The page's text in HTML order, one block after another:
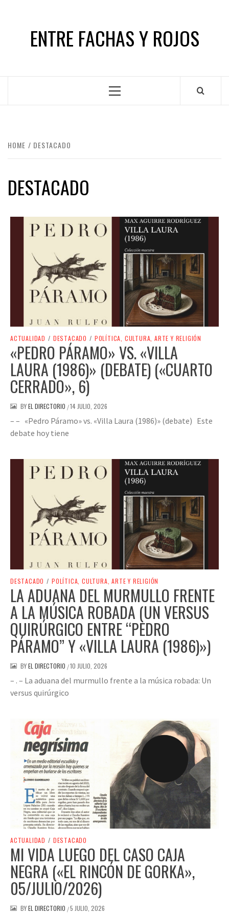
ENTRE FACHAS Y ROJOS
Primary
HOME DESTACADO
DESTACADO
ACTUALIDAD / DESTACADO / POLÍTICA, CULTURA, ARTE Y RELIGIÓN
«PEDRO PÁRAMO» VS. «VILLA
LAURA (1986)» (DEBATE) («CUARTO
CERRADO», 6)
BYEL DIRECTORIO /14 JULIO, 2026
– – «Pedro Páramo» vs. «Villa Laura (1986)» (debate) Este
debate hoy tiene
DESTACADO / POLÍTICA, CULTURA, ARTE Y RELIGIÓN
LA ADUANA DEL MURMULLO FRENTE
A LA MÚSICA ROBADA (UN VERSUS
QUIRÚRGICO ENTRE “PEDRO
PÁRAMO” Y «VILLA LAURA (1986)»)
BYEL DIRECTORIO /10 JULIO, 2026
– . – La aduana del murmullo frente a la música robada: Un
versus quirúrgico
ACTUALIDAD / DESTACADO
MI VIDA LUEGO DEL CASO CAJA
NEGRA («EL RINCÓN DE GORKA»,
05/JULIO/2026)
BYEL DIRECTORIO /5 JULIO, 2026